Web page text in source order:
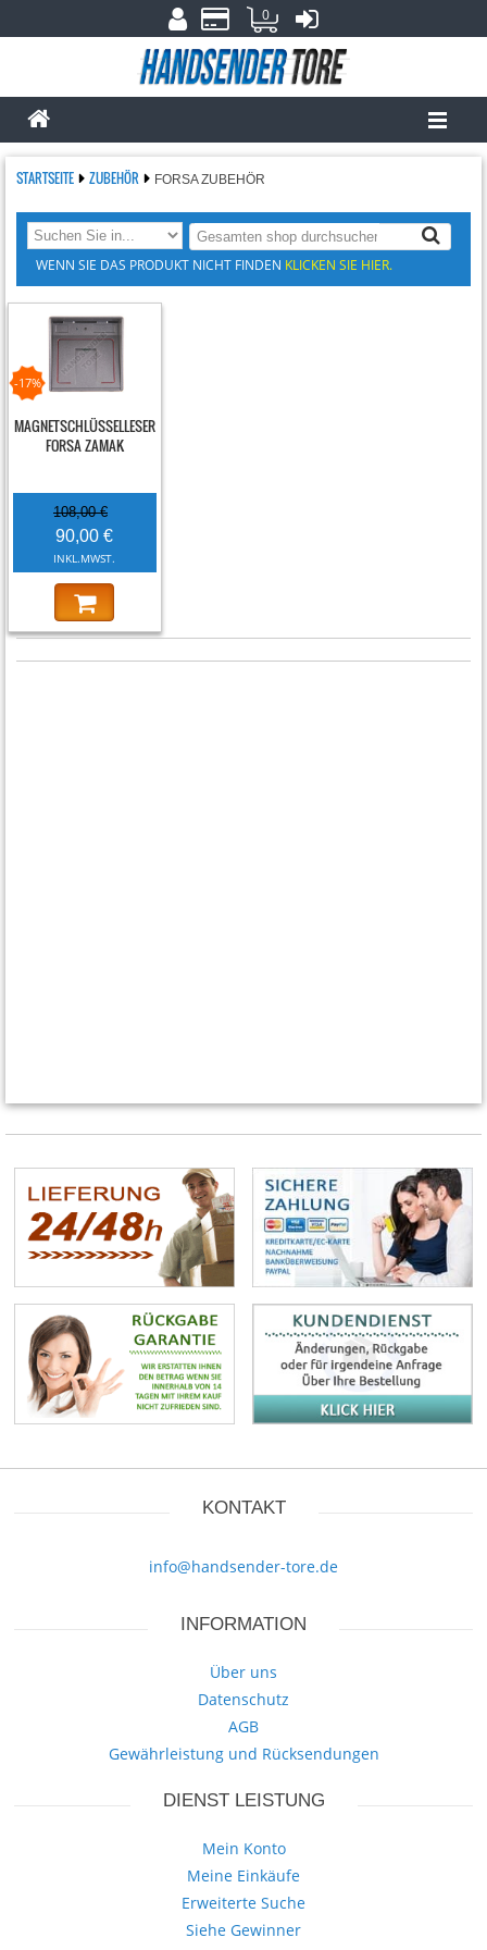
0
STARTSEITE ZUBEHÖR FORSA ZUBEHÖR
WENN SIE DAS PRODUKT NICHT FINDEN KLICKEN SIE HIER.
-17%
MAGNETSCHLÜSSELLESER
FORSA ZAMAK
108,00 €
90,00 €
INKL.MWST.
KONTAKT
info@handsender-tore.de
INFORMATION
Über uns
Datenschutz
AGB
Gewährleistung und Rücksendungen
DIENST LEISTUNG
Mein Konto
Meine Einkäufe
Erweiterte Suche
Siehe Gewinner